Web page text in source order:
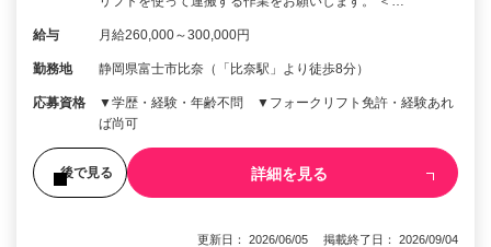
給与 月給260,000～300,000円
勤務地 静岡県富士市比奈（「比奈駅」より徒歩8分）
応募資格
▼学歴・経験・年齢不問 ▼フォークリフト免許・経験あれ
ば尚可
後で見る 詳細を見る
更新日： 2026/06/05 掲載終了日： 2026/09/04